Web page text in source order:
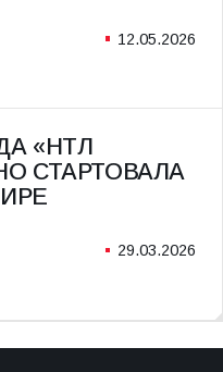
12.05.2026
«НТЛ
СТАРТОВАЛА
29.03.2026